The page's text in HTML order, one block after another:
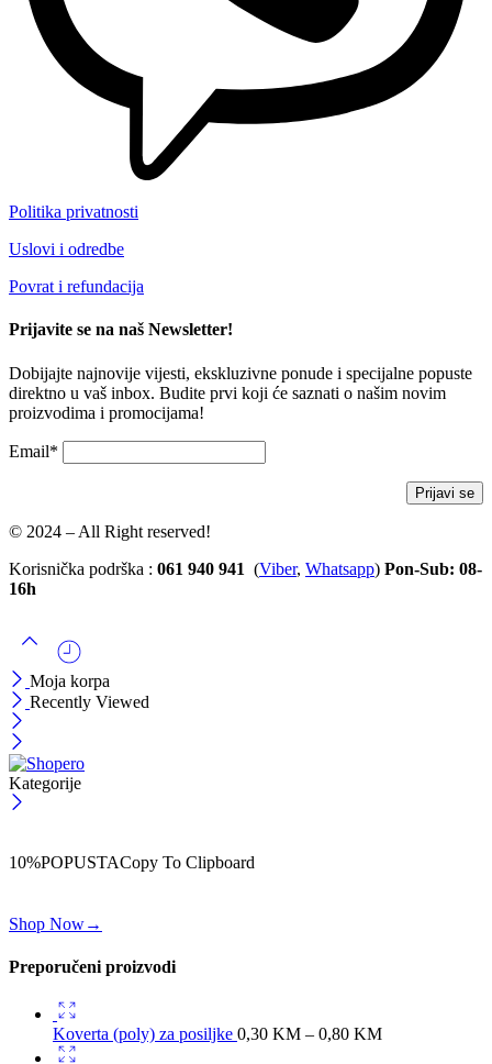
Politika privatnosti
Uslovi i odredbe
Povrat i refundacija
Prijavite se na naš Newsletter!
Dobijajte najnovije vijesti, ekskluzivne ponude i specijalne popuste
direktno u vaš inbox. Budite prvi koji će saznati o našim novim
proizvodima i promocijama!
Email*
© 2024 – All Right reserved!
Korisnička podrška : 061 940 941 (Viber, Whatsapp) Pon-Sub: 08-
16h
Moja korpa
Recently Viewed
Kategorije
10%POPUSTACopy To Clipboard
Shop Now→
Preporučeni proizvodi
Koverta (poly) za posiljke 0,30 KM – 0,80 KM